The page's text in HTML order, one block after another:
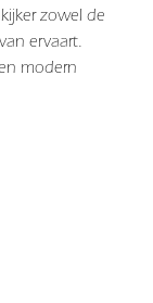
zowel de
ervaart.
modern